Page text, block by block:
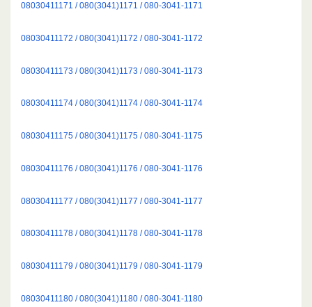
08030411171 / 080(3041)1171 / 080-3041-1171
08030411172 / 080(3041)1172 / 080-3041-1172
08030411173 / 080(3041)1173 / 080-3041-1173
08030411174 / 080(3041)1174 / 080-3041-1174
08030411175 / 080(3041)1175 / 080-3041-1175
08030411176 / 080(3041)1176 / 080-3041-1176
08030411177 / 080(3041)1177 / 080-3041-1177
08030411178 / 080(3041)1178 / 080-3041-1178
08030411179 / 080(3041)1179 / 080-3041-1179
08030411180 / 080(3041)1180 / 080-3041-1180